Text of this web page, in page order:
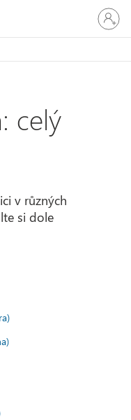
se
ke
účtu
celý
v různých
si dole